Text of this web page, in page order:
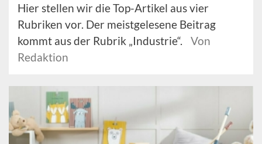
Hier stellen wir die Top-Artikel aus vier
Rubriken vor. Der meistgelesene Beitrag
kommt aus der Rubrik „Industrie“.
Von
Redaktion